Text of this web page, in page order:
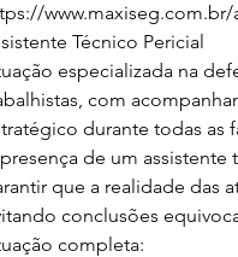
Técnico Pericial
especializada na
com
durante todas as
de um
que a realidade das
conclusões
completa: